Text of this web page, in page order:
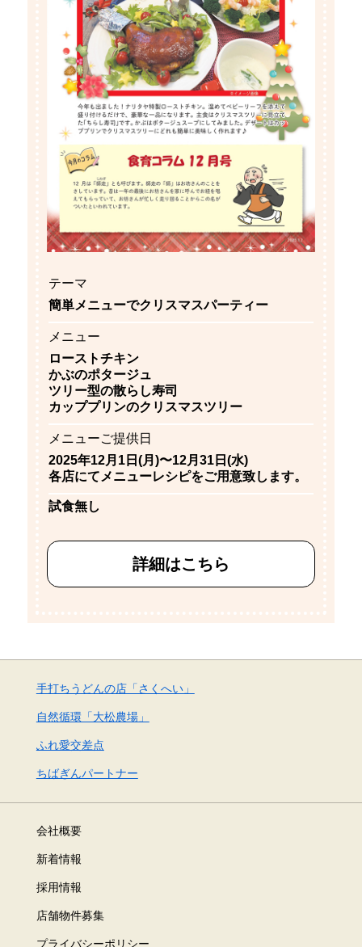
テーマ
簡単メニューでクリスマスパーティー
メニュー
ローストチキン
かぶのポタージュ
ツリー型の散らし寿司
カッププリンのクリスマスツリー
メニューご提供日
2025年12月1日(月)〜12月31日(水)
各店にてメニューレシピをご用意致します。
試食無し
詳細はこちら
手打ちうどんの店「さくへい」
自然循環「大松農場」
ふれ愛交差点
ちばぎんパートナー
会社概要
新着情報
採用情報
店舗物件募集
プライバシーポリシー